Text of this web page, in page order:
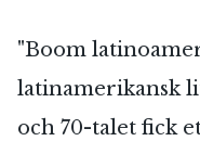
"Boom
latinamerikansk
och 70-talet fick